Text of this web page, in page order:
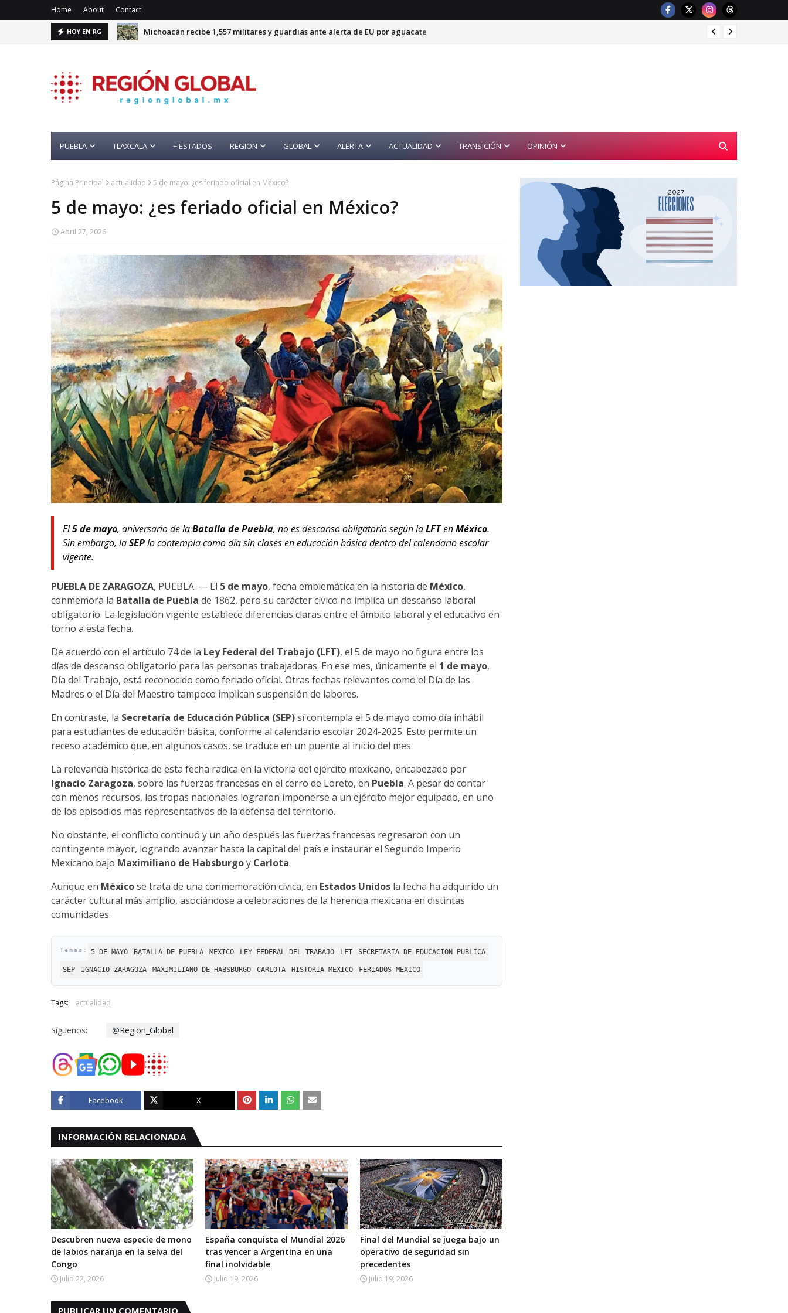
Home About Contact
HOY EN RG Michoacán recibe 1,557 militares y guardias ante alerta de EU por aguacate
PUEBLA TLAXCALA + ESTADOS REGION GLOBAL ALERTA ACTUALIDAD TRANSICIÓN OPINIÓN
Página Principal actualidad 5 de mayo: ¿es feriado oficial en México?
5 de mayo: ¿es feriado oficial en México?
Abril 27, 2026
El5 de mayo, aniversario de laBatalla de Puebla, no es descanso obligatorio según laLFTenMéxico.
Sin embargo, laSEPlo contempla como día sin clases en educación básica dentro del calendario escolar
vigente.
PUEBLA DE ZARAGOZA, PUEBLA. — El 5 de mayo, fecha emblemática en la historia de México,
conmemora la Batalla de Puebla de 1862, pero su carácter cívico no implica un descanso laboral
obligatorio. La legislación vigente establece diferencias claras entre el ámbito laboral y el educativo en
torno a esta fecha.
De acuerdo con el artículo 74 de la Ley Federal del Trabajo (LFT), el 5 de mayo no figura entre los
días de descanso obligatorio para las personas trabajadoras. En ese mes, únicamente el 1 de mayo,
Día del Trabajo, está reconocido como feriado oficial. Otras fechas relevantes como el Día de las
Madres o el Día del Maestro tampoco implican suspensión de labores.
En contraste, la Secretaría de Educación Pública (SEP)sí contempla el 5 de mayo como día inhábil
para estudiantes de educación básica, conforme al calendario escolar 2024-2025. Esto permite un
receso académico que, en algunos casos, se traduce en un puente al inicio del mes.
La relevancia histórica de esta fecha radica en la victoria del ejército mexicano, encabezado por
Ignacio Zaragoza, sobre las fuerzas francesas en el cerro de Loreto, en Puebla. A pesar de contar
con menos recursos, las tropas nacionales lograron imponerse a un ejército mejor equipado, en uno
de los episodios más representativos de la defensa del territorio.
No obstante, el conflicto continuó y un año después las fuerzas francesas regresaron con un
contingente mayor, logrando avanzar hasta la capital del país e instaurar el Segundo Imperio
Mexicano bajo Maximiliano de Habsburgoy Carlota.
Aunque en Méxicose trata de una conmemoración cívica, en Estados Unidos la fecha ha adquirido un
carácter cultural más amplio, asociándose a celebraciones de la herencia mexicana en distintas
comunidades.
5 DE MAYO BATALLA DE PUEBLA MEXICO LEY FEDERAL DEL TRABAJO LFT SECRETARIA DE EDUCACION PUBLICA
SEP IGNACIO ZARAGOZA MAXIMILIANO DE HABSBURGO CARLOTA HISTORIA MEXICO FERIADOS MEXICO
Tags: actualidad
Síguenos: @Region_Global
Facebook X
INFORMACIÓN RELACIONADA
Descubren nueva especie de mono
de labios naranja en la selva del
Congo
Julio 22, 2026
España conquista el Mundial 2026
tras vencer a Argentina en una
final inolvidable
Julio 19, 2026
Final del Mundial se juega bajo un
operativo de seguridad sin
precedentes
Julio 19, 2026